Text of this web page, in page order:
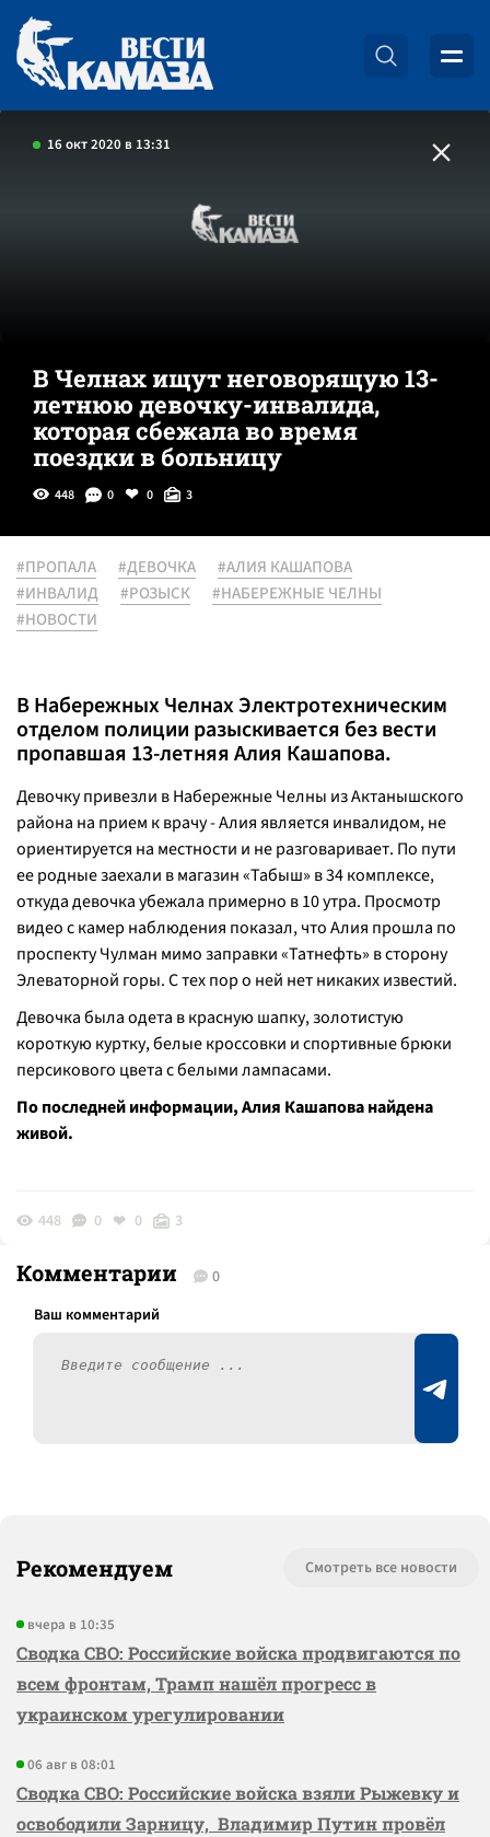
16 окт 2020 в 13:31
В Челнах ищут неговорящую 13-
летнюю девочку-инвалида,
которая сбежала во время
поездки в больницу
448 0 0 3
#ПРОПАЛА #ДЕВОЧКА
#АЛИЯ КАШАПОВА
#ИНВАЛИД
#РОЗЫСК
#НАБЕРЕЖНЫЕ ЧЕЛНЫ
#НОВОСТИ
В Набережных Челнах Электротехническим
отделом полиции разыскивается без вести
пропавшая 13-летняя Алия Кашапова.
Девочку привезли в Набережные Челны из Актанышского
района на прием к врачу - Алия является инвалидом, не
ориентируется на местности и не разговаривает. По пути
ее родные заехали в магазин «Табыш» в 34 комплексе,
откуда девочка убежала примерно в 10 утра. Просмотр
видео с камер наблюдения показал, что Алия прошла по
проспекту Чулман мимо заправки «Татнефть» в сторону
Элеваторной горы. С тех пор о ней нет никаких известий.
Девочка была одета в красную шапку, золотистую
короткую куртку, белые кроссовки и спортивные брюки
персикового цвета с белыми лампасами.
По последней информации, Алия Кашапова найдена
живой.
448 0 0 3
Комментарии 0
Рекомендуем Смотреть все новости
вчера в 10:35
Сводка СВО: Российские войска продвигаются по
всем фронтам, Трамп нашёл прогресс в
украинском урегулировании
06 авг в 08:01
Сводка СВО: Российские войска взяли Рыжевку и
освободили Зарницу, Владимир Путин провёл